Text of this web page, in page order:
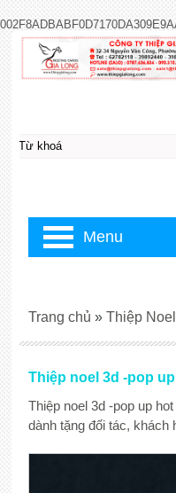
Thiệp noel 3d -pop
Thiệp noel 3d -pop up
dành tặng đối tác, khách
Trang chủ » Thiệp Noel
Menu